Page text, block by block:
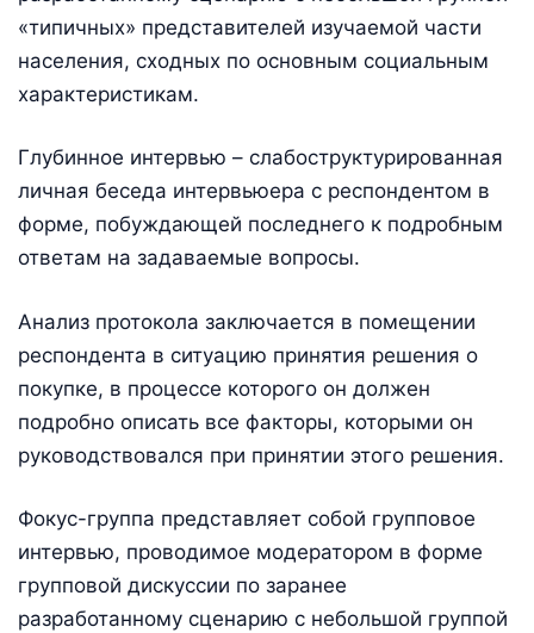
«типичных» представителей изучаемой части
населения, сходных по основным социальным
характеристикам.
Глубинное интервью – слабоструктурированная
личная беседа интервьюера с респондентом в
форме, побуждающей последнего к подробным
ответам на задаваемые вопросы.
Анализ протокола заключается в помещении
респондента в ситуацию принятия решения о
покупке, в процессе которого он должен
подробно описать все факторы, которыми он
руководствовался при принятии этого решения.
Фокус-группа представляет собой групповое
интервью, проводимое модератором в форме
групповой дискуссии по заранее
разработанному сценарию с небольшой группой